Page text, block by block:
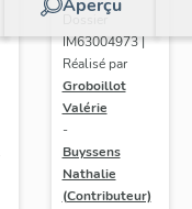
Aperçu
Dossier
IM63004973 |
Réalisé par
Groboillot
Valérie
-
Buyssens
Nathalie
(Contributeur)